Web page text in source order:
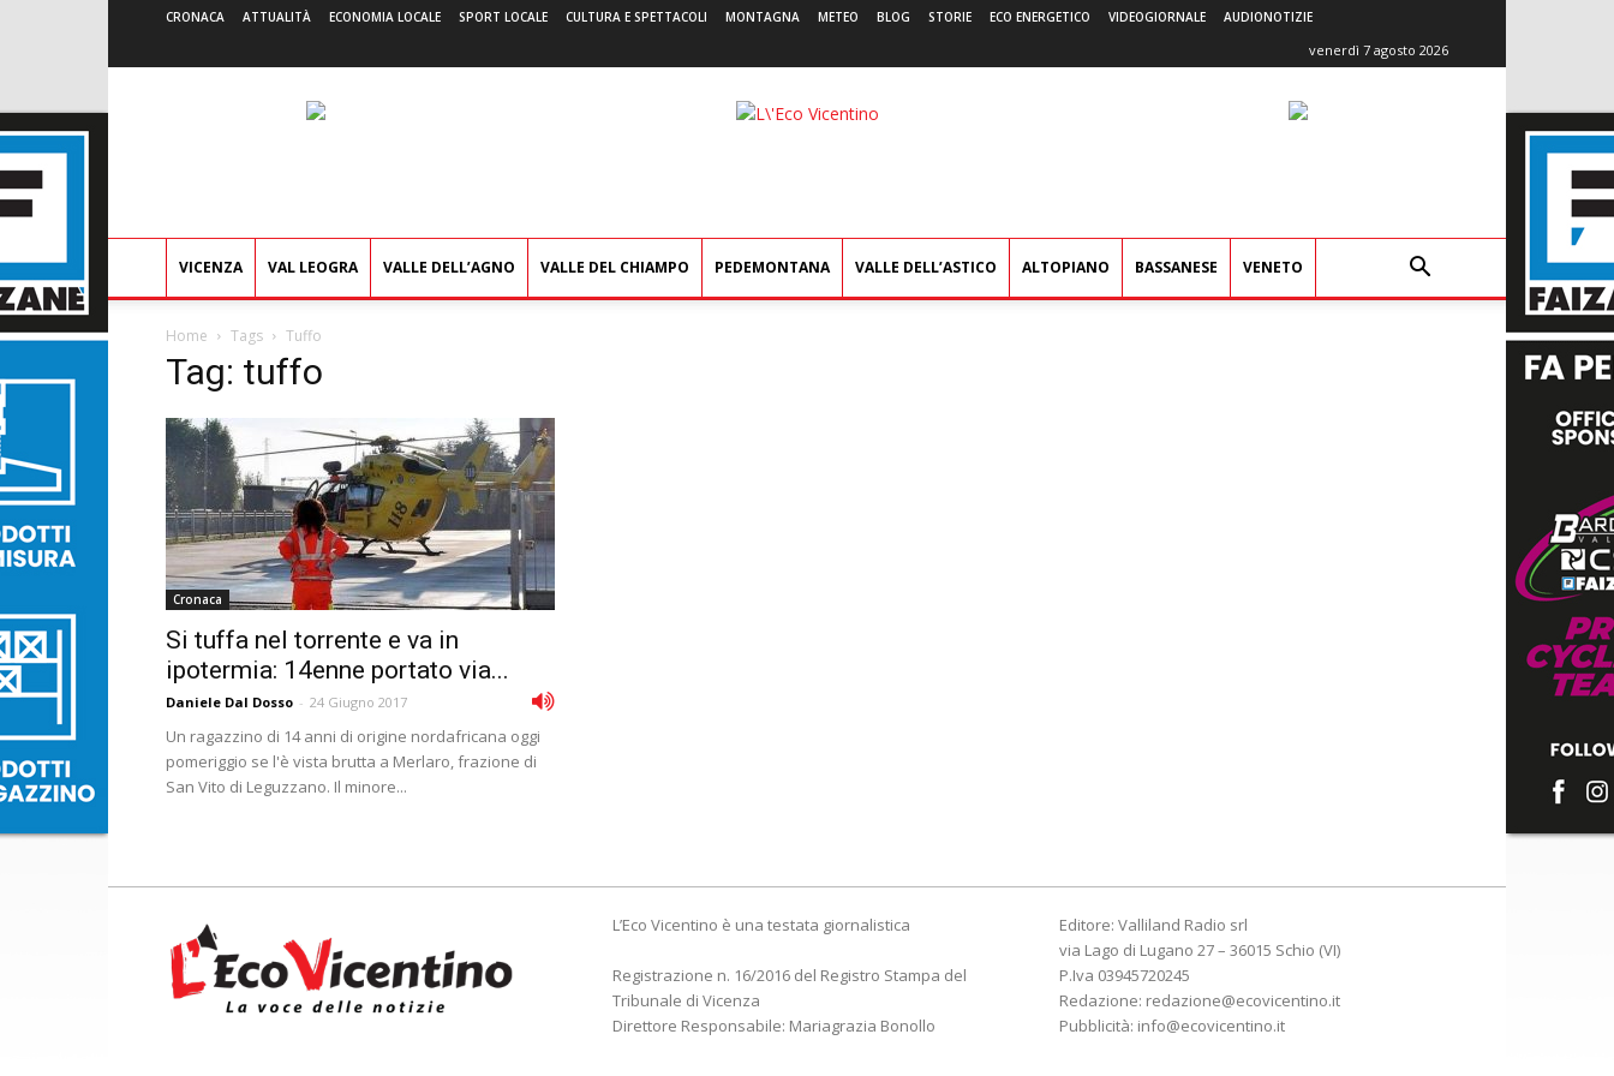
CRONACA ATTUALITÀ ECONOMIA LOCALE SPORT LOCALE CULTURA E SPETTACOLI MONTAGNA METEO BLOG STORIE ECO ENERGETICO VIDEOGIORNALE AUDIONOTIZIE
venerdì 7 agosto 2026
L'Eco
VICENZA VAL LEOGRA VALLE DELL’AGNO VALLE DEL CHIAMPO PEDEMONTANA VALLE DELL’ASTICO ALTOPIANO BASSANESE VENETO
Home Tags Tuffo
Tag: tuffo
Cronaca
Si tuffa nel torrente e va in
ipotermia: 14enne portato via...
Daniele Dal Dosso - 24 Giugno 2017
Un ragazzino di 14 anni di origine nordafricana oggi
pomeriggio se l'è vista brutta a Merlaro, frazione di
San Vito di Leguzzano. Il minore...
L’Eco Vicentino è una testata giornalistica
Registrazione n. 16/2016 del Registro Stampa del
Tribunale di Vicenza
Direttore Responsabile: Mariagrazia Bonollo
Editore: Valliland Radio srl
via Lago di Lugano 27 – 36015 Schio (VI)
P.Iva 03945720245
Redazione: redazione@ecovicentino.it
Pubblicità: info@ecovicentino.it